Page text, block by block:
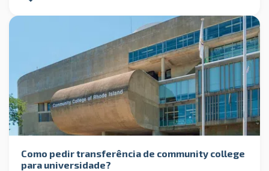
Como pedir transferência de community college
para universidade?